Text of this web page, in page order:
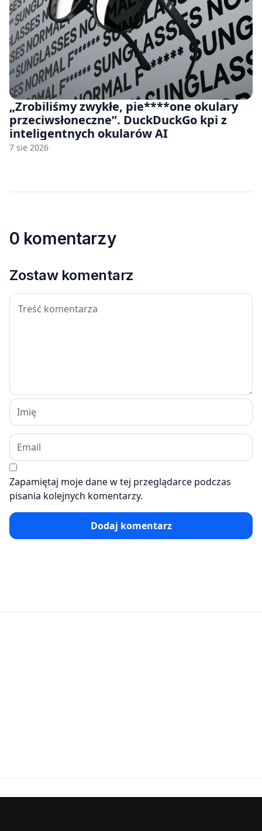
„Zrobiliśmy zwykłe, pie****one okulary
przeciwsłoneczne”. DuckDuckGo kpi z
inteligentnych okularów AI
7 sie 2026
0 komentarzy
Zostaw komentarz
Zapamiętaj moje dane w tej przeglądarce podczas
pisania kolejnych komentarzy.
Dodaj komentarz